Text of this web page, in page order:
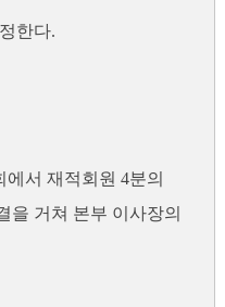
한다.
서 재적회원 4분의
을 거쳐 본부 이사장의